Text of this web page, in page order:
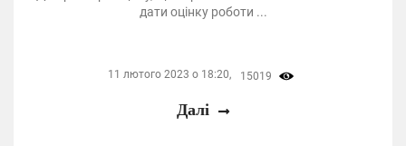
дати оцінку роботи ...
11 лютого 2023 о 18:20, 15019
Далі